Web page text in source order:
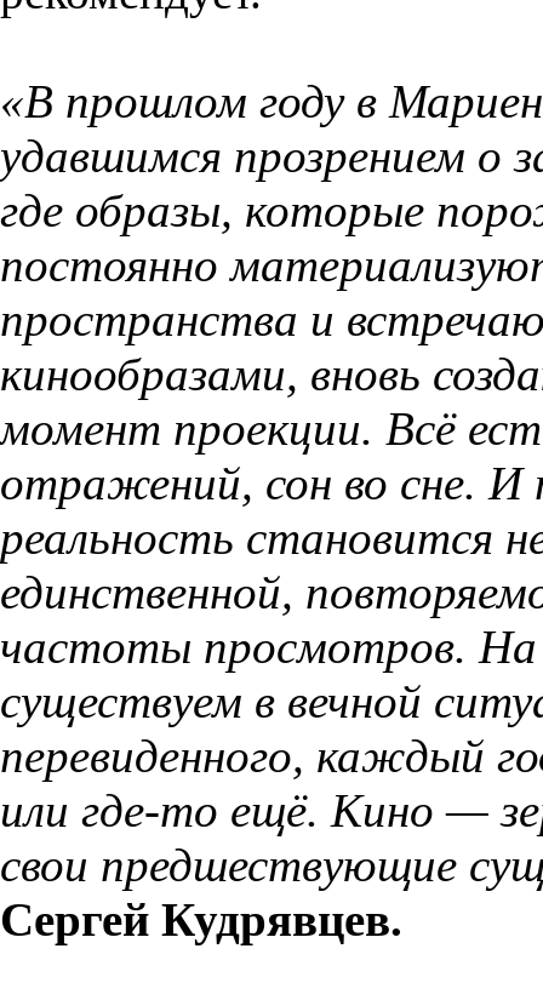
«В прошлом году в
удавшимся прозрением о
где образы, которые
постоянно
пространства и
кинообразами, вновь
момент проекции. Всё
отражений, сон во сне. И
реальность становится
единственной,
частоты просмотров.
существуем в вечной
перевиденного, каждый
или где-то ещё. Кино —
свои предшествующие
Сергей Кудрявцев.